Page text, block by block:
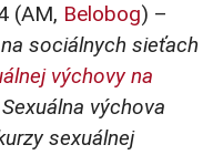
(AM, Belobog) –
sociálnych sieťach
výchovy na
výchova
sexuálnej